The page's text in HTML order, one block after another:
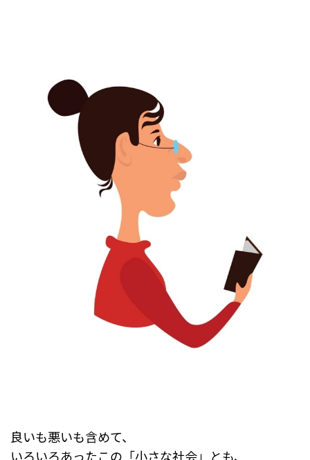
良いも悪いも含めて、
いろいろあったこの「小さな社会」とも、